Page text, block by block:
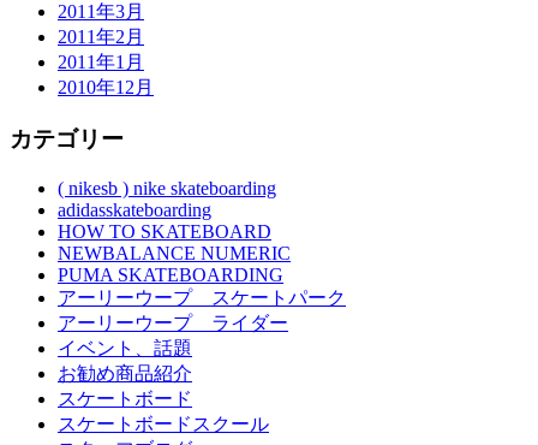
2011年3月
2011年2月
2011年1月
2010年12月
カテゴリー
( nikesb ) nike skateboarding
adidasskateboarding
HOW TO SKATEBOARD
NEWBALANCE NUMERIC
PUMA SKATEBOARDING
アーリーウープ スケートパーク
アーリーウープ ライダー
イベント、話題
お勧め商品紹介
スケートボード
スケートボードスクール